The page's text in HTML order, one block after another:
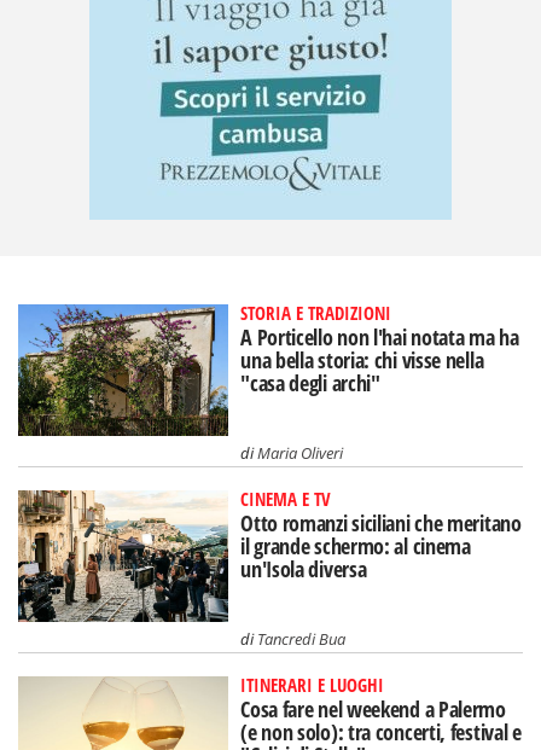
STORIA E TRADIZIONI
A Porticello non l'hai notata ma ha
una bella storia: chi visse nella
"casa degli archi"
diMaria Oliveri
CINEMA E TV
Otto romanzi siciliani che meritano
il grande schermo: al cinema
un'Isola diversa
diTancredi Bua
ITINERARI E LUOGHI
Cosa fare nel weekend a Palermo
(e non solo): tra concerti, festival e